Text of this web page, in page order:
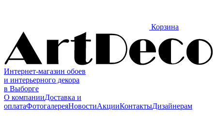
Корзина
Интернет-магазин обоев
и интерьерного декора
в Выборге
О компанииДоставка и
оплатаФотогалереяНовостиАкцииКонтактыДизайнерам